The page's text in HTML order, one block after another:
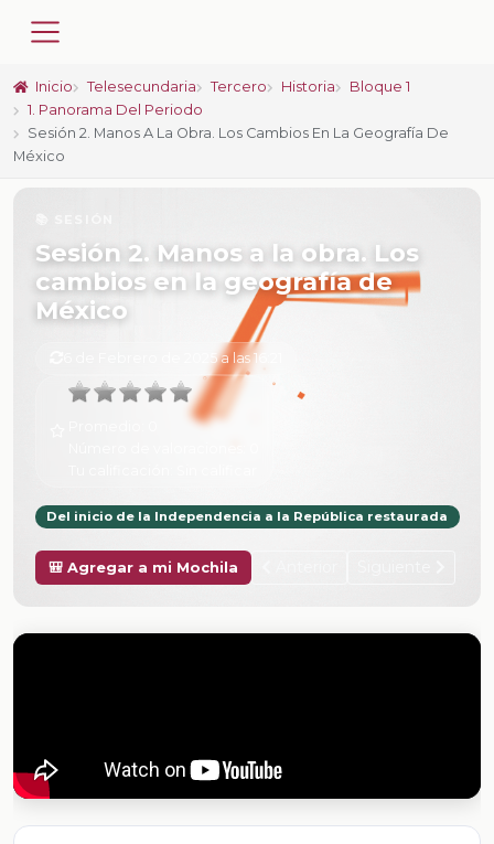
Inicio Telesecundaria Tercero Historia
Bloque 1
1. Panorama Del Periodo
Sesión 2. Manos A La Obra. Los Cambios En La Geografía De
México
Sesión 2. Manos a la obra. Los
cambios en la geografía de
México
6 de Febrero de 2025 a las 16:21
Del inicio de la Independencia a la República restaurada
🎒 Agregar a mi Mochila